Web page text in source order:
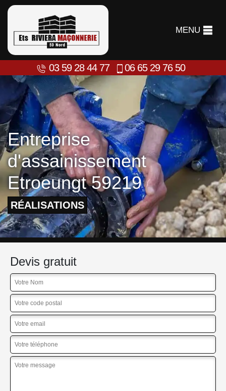
MENU
03 59 28 44 77 06 65 29 76 50
Entreprise
d'assainissement
Etroeungt 59219
RÉALISATIONS
Devis gratuit